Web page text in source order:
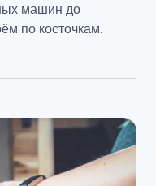
машин до
по косточкам.